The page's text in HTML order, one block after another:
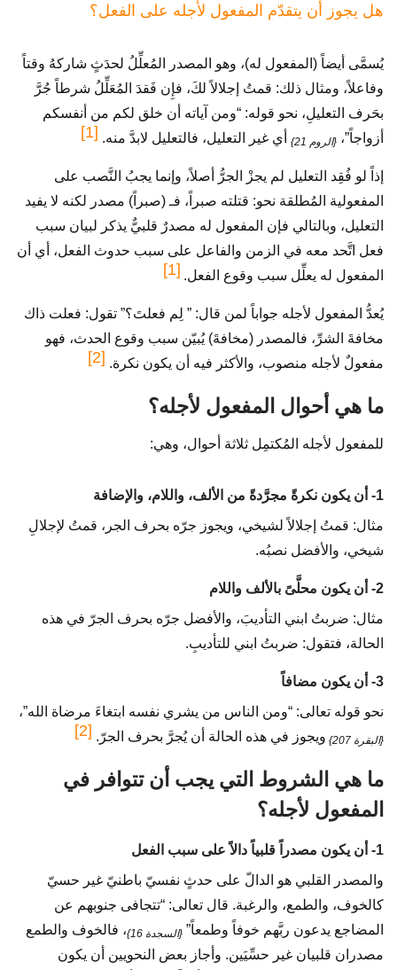
هل يجوز أن يتقدّم المفعول لأجله على الفعل؟
يُسمَّى أيضاً (المفعول له)، وهو المصدر المُعلِّلُ لحدَثٍ شاركهُ وقتاً
وفاعلاً، ومثال ذلك: قمتُ إجلالاً لكَ، فإِن فَقدَ المُعَلِّلُ شرطاً جُرَّ
بحَرف التعليلِ، نحو قوله: “ومن آياته أن خلق لكم من أنفسكم
أزواجاً”، {الروم 21} أي غير التعليل، فالتعليل لابدَّ منه. [1]
إذاً لو فُقِد التعليل لم يجزْ الجرُّ أصلاً، وإنما يجبُ النَّصب على
المفعولية المُطلقة نحو: قتلته صبراً، فـ (صبراً) مصدر لكنه لا يفيد
التعليل، وبالتالي فإن المفعول له مصدرٌ قلبيٌّ يذكر لبيان سبب
فعل اتَّحد معه في الزمن والفاعل على سبب حدوث الفعل، أي أن
المفعول له يعلِّل سبب وقوع الفعل. [1]
يُعدُّ المفعول لأجله جواباً لمن قال: ” لِم فعلتَ؟” تقول: فعلت ذاك
مخافةَ الشرِّ، فالمصدر (مخافةَ) يُبيّن سبب وقوع الحدث، فهو
مفعولٌ لأجله منصوب، والأكثر فيه أن يكون نكرة. [2]
ما هي أحوال المفعول لأجله؟
للمفعول لأجله المُكتمِل ثلاثة أحوال، وهي:
1- أن يكون نكرةً مجرَّدةً من الألف، واللام، والإضافة
مثال: قمتُ إجلالاً لشيخي، ويجوز جرّه بحرف الجر، قمتُ لإجلالِ
شيخي، والأفضل نصبُه.
2- أن يكون محلَّىً بالألف واللام
مثال: ضربتُ ابني التأديبَ، والأفضل جرّه بحرف الجرّ في هذه
الحالة، فتقول: ضربتُ ابني للتأديبِ.
3- أن يكون مضافاً
نحو قوله تعالى: “ومن الناس من يشري نفسه ابتغاءَ مرضاة الله”،
{البقرة 207} ويجوز في هذه الحالة أن يُجرَّ بحرف الجرّ. [
2
]
ما هي الشروط التي يجب أن تتوافر في
المفعول لأجله؟
1- أن يكون مصدراً قلبياً دالاً على سبب الفعل
والمصدر القلبي هو الدالّ على حدثٍ نفسيّ باطنيّ غير حسيّ
كالخوف، والطمع، والرغبة. قال تعالى: “تتجافى جنوبهم عن
المضاجع يدعون ربَّهم خوفاً وطمعاً” {السجدة 16}
، فالخوف والطمع
مصدران قلبيان غير حسِّيَين. وأجاز بعض النحويين أن يكون